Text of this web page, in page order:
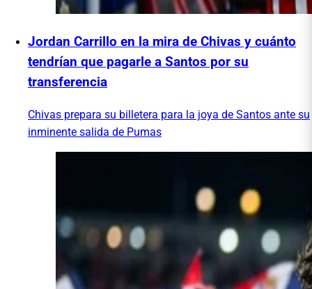
Jordan Carrillo en la mira de Chivas y cuánto
tendrían que pagarle a Santos por su
transferencia
Chivas prepara su billetera para la joya de Santos ante su
inminente salida de Pumas